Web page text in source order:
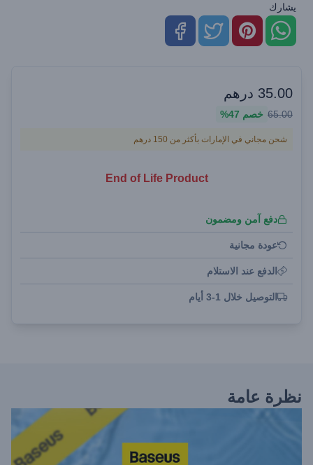
يشارك
35.00 درهم
65.00 خصم 47%
شحن مجاني في الإمارات بأكثر من 150 درهم
End of Life Product
دفع آمن ومضمون
عودة مجانية
الدفع عند الاستلام
التوصيل خلال 1-3 أيام
نظرة عامة